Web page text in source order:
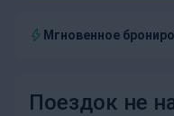
Мгновенное
Поездок не